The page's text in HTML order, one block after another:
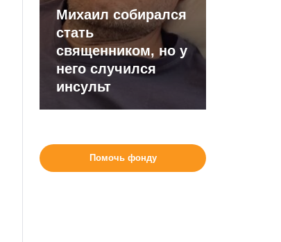
Михаил собирался
стать
священником, но у
него случился
инсульт
Помочь фонду